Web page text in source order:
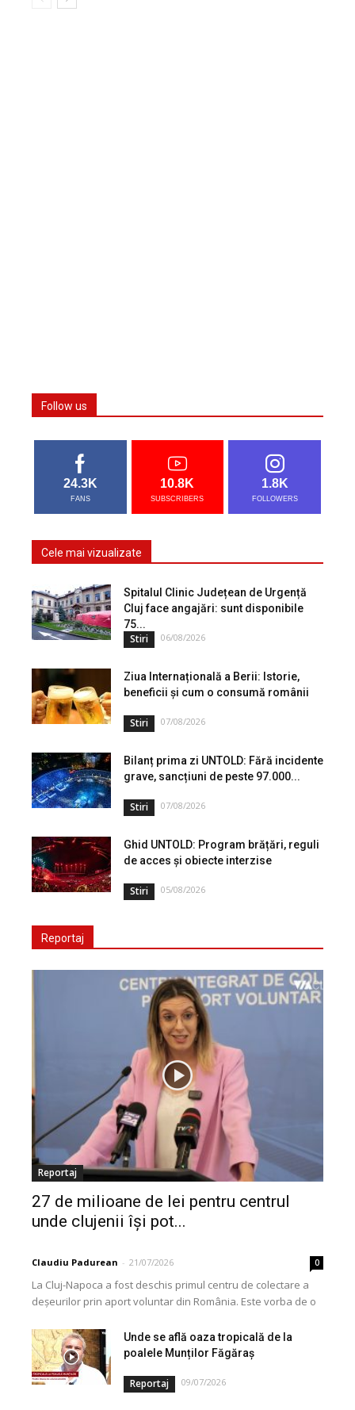
Follow us
24.3K
FANS
10.8K
SUBSCRIBERS
1.8K
FOLLOWERS
Cele mai vizualizate
Spitalul Clinic Județean de Urgență
Cluj face angajări: sunt disponibile
75...
Stiri 06/08/2026
Ziua Internațională a Berii: Istorie,
beneficii și cum o consumă românii
Stiri 07/08/2026
Bilanț prima zi UNTOLD: Fără incidente
grave, sancțiuni de peste 97.000...
Stiri 07/08/2026
Ghid UNTOLD: Program brățări, reguli
de acces și obiecte interzise
Stiri 05/08/2026
Reportaj
Reportaj
27 de milioane de lei pentru centrul
unde clujenii își pot...
Claudiu Padurean - 21/07/2026 0
La Cluj-Napoca a fost deschis primul centru de colectare a
deșeurilor prin aport voluntar din România. Este vorba de o
Unde se află oaza tropicală de la
poalele Munților Făgăraș
Reportaj 09/07/2026